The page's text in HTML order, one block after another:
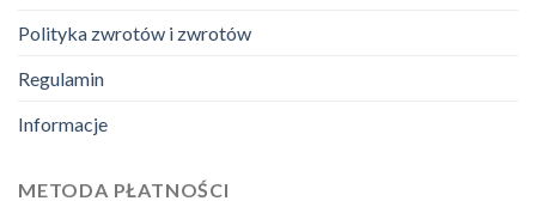
Polityka zwrotów i zwrotów
Regulamin
Informacje
METODA PŁATNOŚCI